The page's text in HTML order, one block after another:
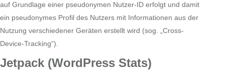
auf Grundlage einer pseudonymen Nutzer-ID erfolgt und damit
ein pseudonymes Profil des Nutzers mit Informationen aus der
Nutzung verschiedener Geräten erstellt wird (sog. „Cross-
Device-Tracking“).
Jetpack (WordPress Stats)